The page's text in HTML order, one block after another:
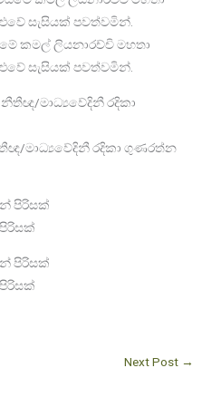
කමල් ලියනාරච්චි මහතා
සැසියක් පවත්වමින්.
මාධ්‍යවේදිනී රදිකා ගුණරත්න
Next Post →